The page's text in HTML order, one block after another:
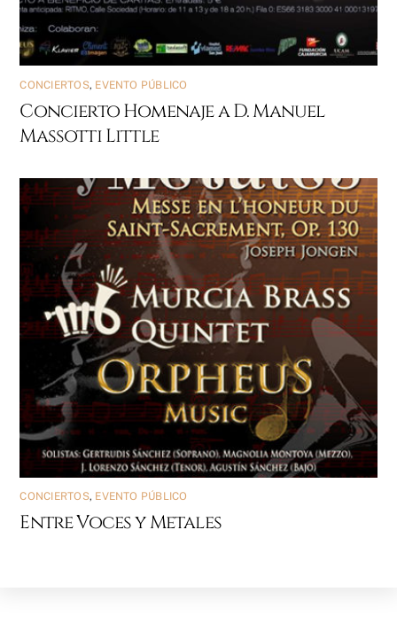
CONCIERTOS, EVENTO PÚBLICO
Concierto Homenaje a D. Manuel
Massotti Little
CONCIERTOS, EVENTO PÚBLICO
Entre Voces y Metales